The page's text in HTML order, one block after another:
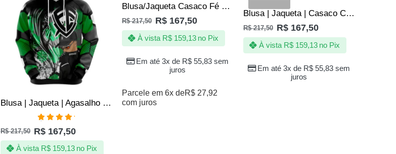
Blusa | Jaqueta | Agasalho Frio – Fé Maior Que a Inveja
Avaliação
5.00de 5
R$217,50 R$ 167,50
À vista R$159,13 no Pix
Blusa/Jaqueta Casaco Fé – a Proteção da Quebrada
R$217,50 R$ 167,50
Em até 3x de R$ 55,83 sem
juros
À vista R$159,13 no Pix
Parcele em 6x deR$ 27,92
com juros
Blusa | Jaqueta | Casaco Chora Agora Ri Depois – De Quebrada
R$217,50 R$ 167,50
Em até 3x de R$ 55,83 sem
juros
À vista R$159,13 no Pix